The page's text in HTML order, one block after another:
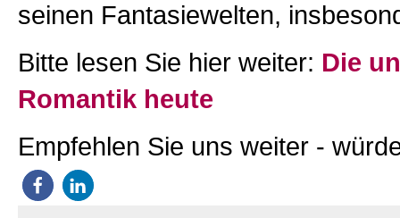
seinen Fantasiewelten,
Bitte lesen Sie hier weiter: Die
Romantik heute
Empfehlen Sie uns weiter -